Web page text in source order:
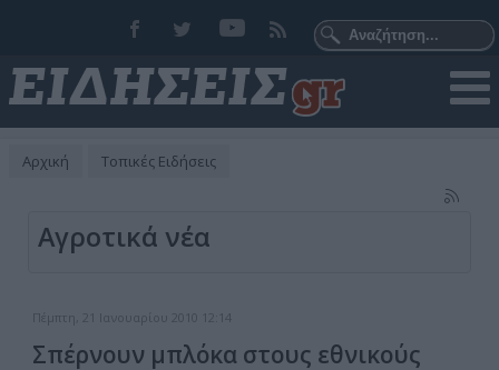
Αρχική Τοπικές Ειδήσεις
Αγροτικά νέα
Πέμπτη, 21 Ιανουαρίου 2010 12:14
Σπέρνουν μπλόκα στους εθνικούς